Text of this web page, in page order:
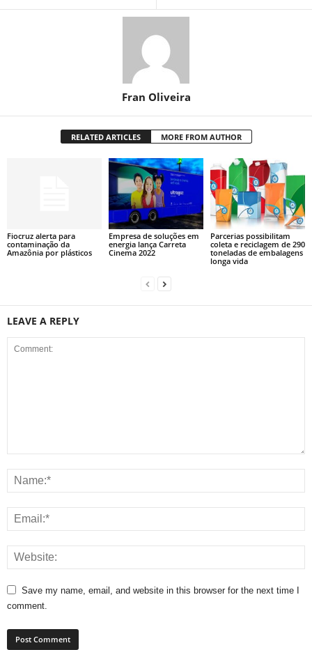
Fran Oliveira
RELATED ARTICLES MORE FROM AUTHOR
Fiocruz alerta para
contaminação da
Amazônia por plásticos
Empresa de soluções em
energia lança Carreta
Cinema 2022
Parcerias possibilitam
coleta e reciclagem de 290
toneladas de embalagens
longa vida
LEAVE A REPLY
Save my name, email, and website in this browser for the next time I
comment.